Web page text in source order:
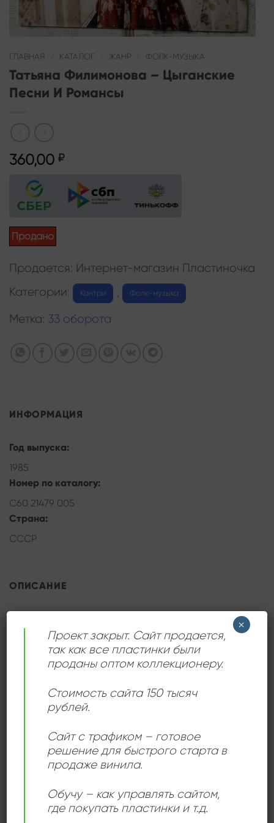
ГЛАВНАЯ КАТАЛОГ ЖАНР ФОЛК-МУЗЫКА
Татьяна Филимонова – Цыганские
Песни И Романсы
360,00 ₽
Продано
Продается: Интернет-магазин Пластиночка
Категории:
Кантри Фолк-музыка
Метка: 33 оборота
ИНФОРМАЦИЯ
Год выпуска:
1985
Номер по каталогу:
С60 21479 005
Страна:
СССР
ОПИСАНИЕ
Виниловая пластинка заслуженной артистки России.
Белый лейбл.
ДЕТАЛИ
Мелодия
ИСПОЛНИТЕЛЬ
СОСТОЯНИЕ Near Mint (NM/M-)
Проект закрыт. Сайт продается,
так как все пластинки были
проданы оптом коллекционеру.
Стоимость сайта 150 тысяч
рублей.
Сайт с трафиком – готовое
решение для быстрого старта в
продаже винила.
Обучу – как управлять сайтом,
где покупать пластинки и т.д.
×